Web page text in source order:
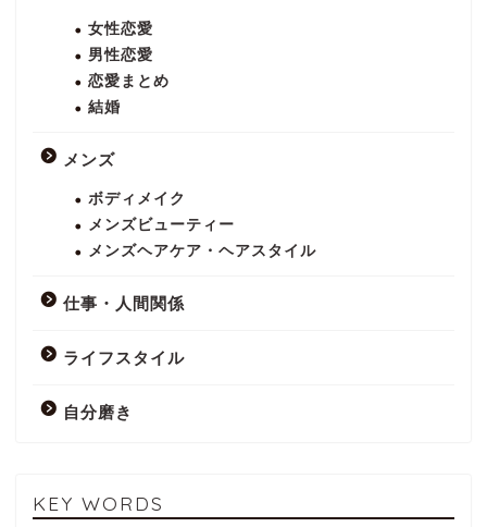
女性恋愛
男性恋愛
恋愛まとめ
結婚
メンズ
ボディメイク
メンズビューティー
メンズヘアケア・ヘアスタイル
仕事・人間関係
ライフスタイル
自分磨き
KEY WORDS